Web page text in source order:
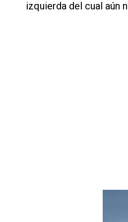
izquierda del cual aún